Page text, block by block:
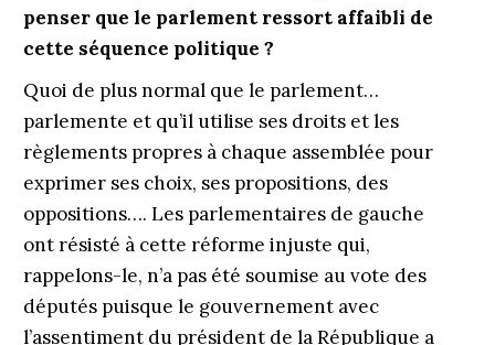
penser que le parlement ressort affaibli de
cette séquence politique ?
Quoi de plus normal que le parlement…
parlemente et qu’il utilise ses droits et les
règlements propres à chaque assemblée pour
exprimer ses choix, ses propositions, des
oppositions…. Les parlementaires de gauche
ont résisté à cette réforme injuste qui,
rappelons-le, n’a pas été soumise au vote des
députés puisque le gouvernement avec
l’assentiment du président de la République a